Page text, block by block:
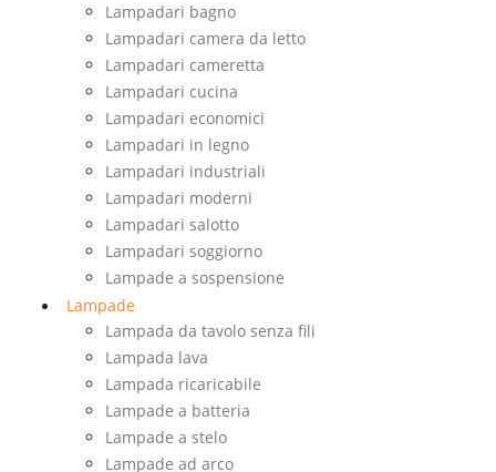
Lampadari bagno
Lampadari camera da letto
Lampadari cameretta
Lampadari cucina
Lampadari economici
Lampadari in legno
Lampadari industriali
Lampadari moderni
Lampadari salotto
Lampadari soggiorno
Lampade a sospensione
Lampade
Lampada da tavolo senza fili
Lampada lava
Lampada ricaricabile
Lampade a batteria
Lampade a stelo
Lampade ad arco